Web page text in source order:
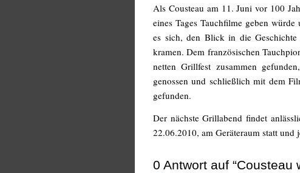
Als Cousteau am 11. Juni vor 100
eines Tages Tauchfilme geben
es sich, den Blick in die
kramen. Dem französischen
netten Grillfest zusammen
genossen und schließlich mit dem
gefunden.
Der nächste Grillabend findet
22.06.2010, am Geräteraum statt
0 Antwort auf “Cousteau